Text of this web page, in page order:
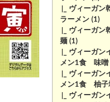
|_ ヴィーガン
ラーメン(1)
|_ ヴィーガ
麺(1)
|_ ヴィーガン
メン1食 味噌
|_ ヴィーガン
メン1食 柚子
|_ ヴィーガン